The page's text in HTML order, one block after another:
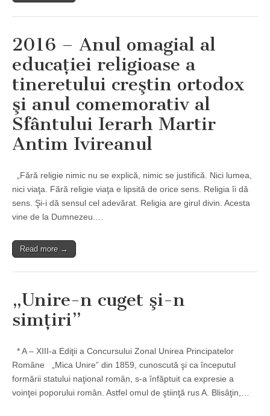
2016 – Anul omagial al
educaţiei religioase a
tineretului creştin ortodox
şi anul comemorativ al
Sfântului Ierarh Martir
Antim Ivireanul
„Fără religie nimic nu se explică, nimic se justifică. Nici lumea,
nici viaţa. Fără religie viaţa e lipsită de orice sens. Religia îi dă
sens. Şi-i dă sensul cel adevărat. Religia are girul divin. Acesta
vine de la Dumnezeu.…
Read more →
„Unire-n cuget şi-n
simţiri”
* A – XIII-a Ediţii a Concursului Zonal Unirea Principatelor
Române „Mica Unire” din 1859, cunoscută şi ca începutul
formării statului naţional român, s-a înfăptuit ca expresie a
voinţei poporului român. Astfel omul de ştiinţă rus A. Blisâţin,…